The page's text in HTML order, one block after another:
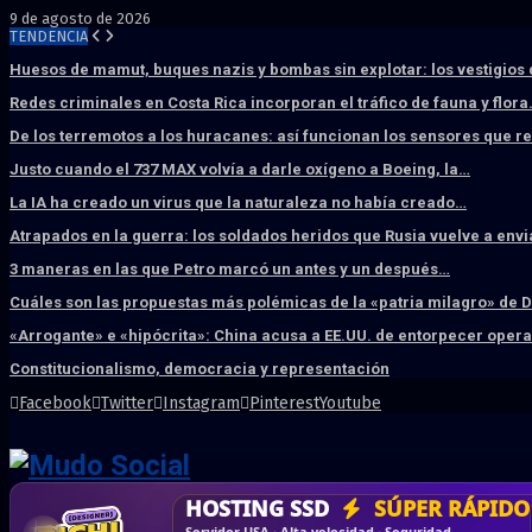
9 de agosto de 2026
TENDENCIA
Huesos de mamut, buques nazis y bombas sin explotar: los vestigios
Redes criminales en Costa Rica incorporan el tráfico de fauna y
De los terremotos a los huracanes: así funcionan los sensores que
Justo cuando el 737 MAX volvía a darle oxígeno a Boeing, la…
La IA ha creado un virus que la naturaleza no había creado…
Atrapados en la guerra: los soldados heridos que Rusia vuelve a
3 maneras en las que Petro marcó un antes y un después…
Cuáles son las propuestas más polémicas de la «patria milagro» de
«Arrogante» e «hipócrita»: China acusa a EE.UU. de entorpecer
Constitucionalismo, democracia y representación
Facebook Twitter Instagram PinterestYoutube
HOSTING SSD SÚPER RÁPIDO
DISEÑO WEB PROFESIONAL
CRM & DASHBOARD A MEDIDA
CORREO CORPORATIVO